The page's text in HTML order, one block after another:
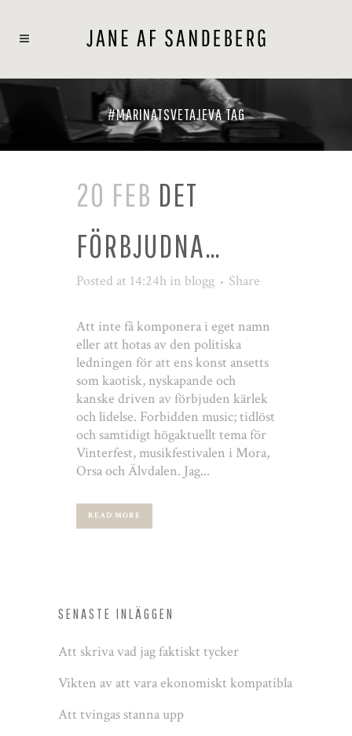
#MARINATSVETAJEVA TAG
20 FEB DET
FÖRBJUDNA…
Posted at 14:24h in blogg Share
Att inte få komponera i eget namn
eller att hotas av den politiska
ledningen för att ens konst ansetts
som kaotisk, nyskapande och
kanske driven av förbjuden kärlek
och lidelse. Forbidden music; tidlöst
och samtidigt högaktuellt tema för
Vinterfest, musikfestivalen i Mora,
Orsa och Älvdalen. Jag...
READ MORE
SENASTE INLÄGGEN
Att skriva vad jag faktiskt tycker
Vikten av att vara ekonomiskt kompatibla
Att tvingas stanna upp